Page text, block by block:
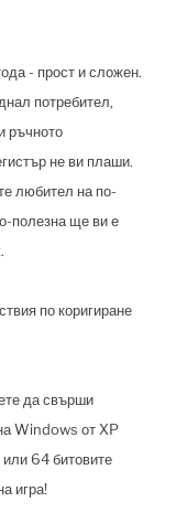
- прост и сложен.
потребител,
ръчното
не ви плаши.
любител на по-
полезна ще ви е
.
по коригиране
да свърши
Windows от XP
или 64 битовите
игра!